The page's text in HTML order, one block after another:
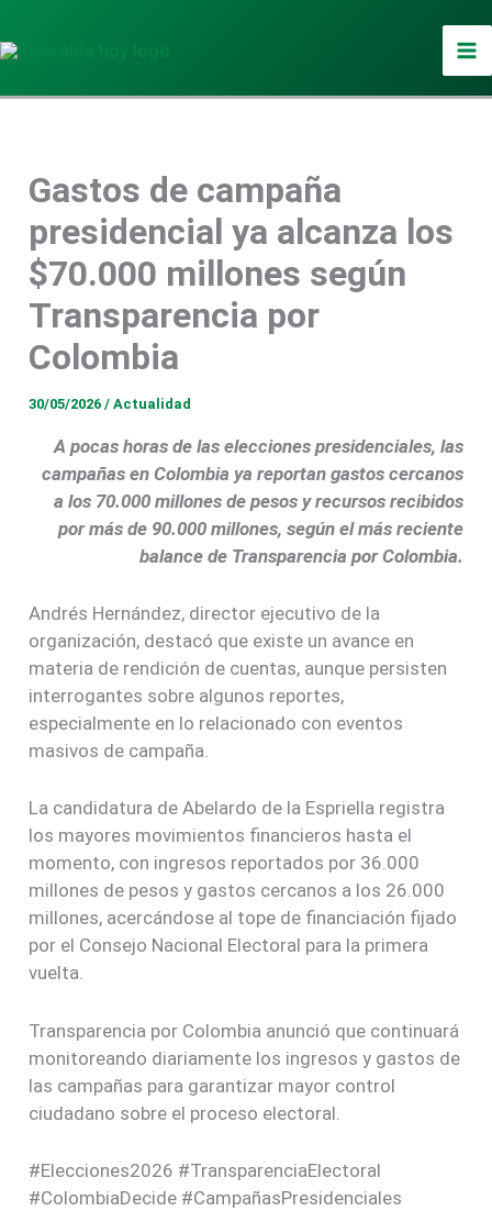
al
Gastos de campaña
presidencial ya alcanza los
$70.000 millones según
Transparencia por
Colombia
30/05/2026/Actualidad
A pocas horas de las elecciones presidenciales, las
campañas en Colombia ya reportan gastos cercanos
a los 70.000 millones de pesos y recursos recibidos
por más de 90.000 millones, según el más reciente
balance de Transparencia por Colombia.
Andrés Hernández, director ejecutivo de la
organización, destacó que existe un avance en
materia de rendición de cuentas, aunque persisten
interrogantes sobre algunos reportes,
especialmente en lo relacionado con eventos
masivos de campaña.
La candidatura de Abelardo de la Espriella registra
los mayores movimientos financieros hasta el
momento, con ingresos reportados por 36.000
millones de pesos y gastos cercanos a los 26.000
millones, acercándose al tope de financiación fijado
por el Consejo Nacional Electoral para la primera
vuelta.
Transparencia por Colombia anunció que continuará
monitoreando diariamente los ingresos y gastos de
las campañas para garantizar mayor control
ciudadano sobre el proceso electoral.
#Elecciones2026 #TransparenciaElectoral
#ColombiaDecide #CampañasPresidenciales